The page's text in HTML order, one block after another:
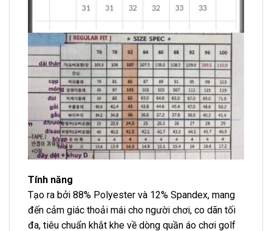
Tính năng
Tạo ra bởi 88% Polyester và 12% Spandex, mang
đến cảm giác thoải mái cho người chơi, co dãn tối
đa, tiêu chuẩn khắt khe về dòng quần áo chơi golf